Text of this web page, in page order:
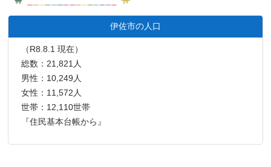
伊佐市の人口
（R8.8.1 現在）
総数：21,821人
男性：10,249人
女性：11,572人
世帯：12,110世帯
『住民基本台帳から』